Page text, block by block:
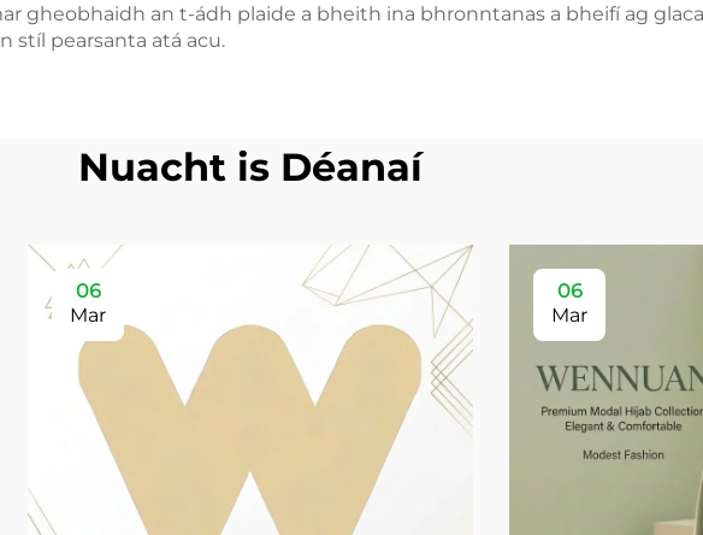
gheobhaidh an t-ádh plaide a bheith ina bhronntanas a bheifí ag
stíl pearsanta atá acu.
Nuacht is Déanaí
06
Mar
06
Mar